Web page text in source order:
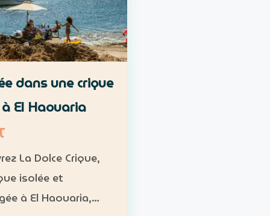
Tarif : 50 …
dans une crique
El Haouaria
La Dolce Crique,
isolée et
à El Haouaria,